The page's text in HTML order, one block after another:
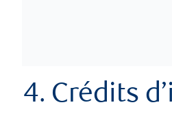
4. Crédits